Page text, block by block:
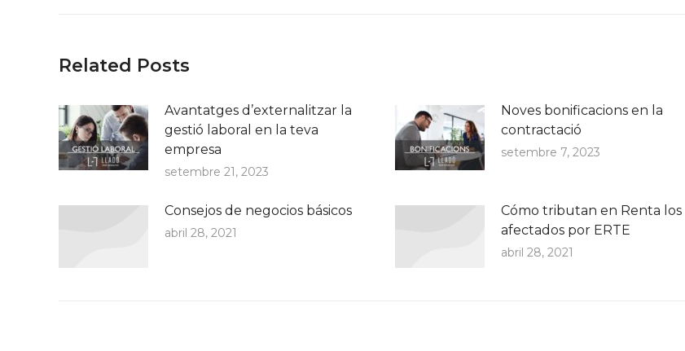
Related Posts
Avantatges d’externalitzar la
gestió laboral en la teva
empresa
setembre 21, 2023
Noves bonificacions en la
contractació
setembre 7, 2023
Consejos de negocios básicos
abril 28, 2021
Cómo tributan en Renta los
afectados por ERTE
abril 28, 2021